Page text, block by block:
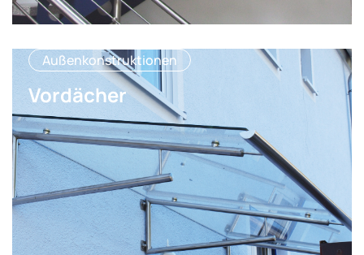
Außenkonstruktionen
Vordächer